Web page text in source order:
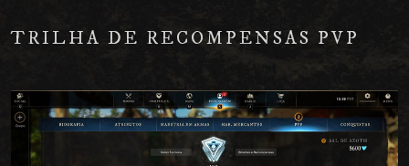
TRILHA DE RECOMPENSAS PVP